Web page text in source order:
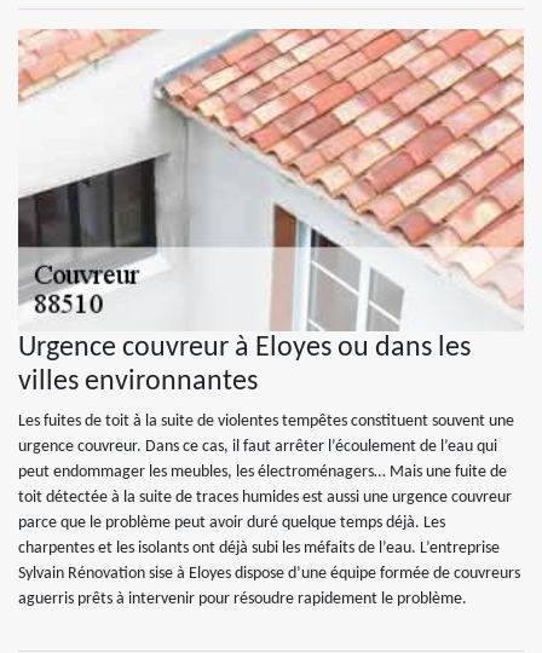
Urgence couvreur à Eloyes ou dans les
villes environnantes
Les fuites de toit à la suite de violentes tempêtes constituent souvent une
urgence couvreur. Dans ce cas, il faut arrêter l’écoulement de l’eau qui
peut endommager les meubles, les électroménagers… Mais une fuite de
toit détectée à la suite de traces humides est aussi une urgence couvreur
parce que le problème peut avoir duré quelque temps déjà. Les
charpentes et les isolants ont déjà subi les méfaits de l’eau. L’entreprise
Sylvain Rénovation sise à Eloyes dispose d’une équipe formée de couvreurs
aguerris prêts à intervenir pour résoudre rapidement le problème.